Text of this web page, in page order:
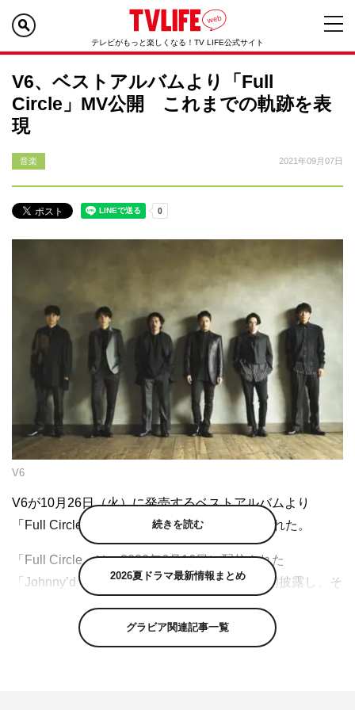
テレビがもっと楽しくなる！TV LIFE公式サイト
V6、ベストアルバムより「Full
Circle」MV公開 これまでの軌跡を表
現
音楽 2021年09月07日
V6
V6が10月26日（火）に発売するベストアルバムより
「Full Circle」のミュージックビデオが公開された。
「Full Circle」は、2020年6月16日に配信された
「Johnny’d World Happy LIVE with YOU」で初披露し、そ
していたが、CD化されておらずファンから収録が待ち望
まれていた楽曲。解禁されたMVは「進み続け、辿りつい
続きを読む
2026夏ドラマ最新情報まとめ
グラビア関連記事一覧